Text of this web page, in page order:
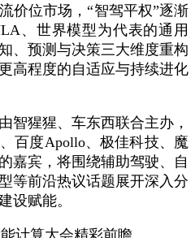
价位市场，“智驾平权”逐渐
、世界模型为代表的通用
、预测与决策三大维度重构
高程度的自适应与持续进化
智猩猩、车东西联合主办，
百度Apollo、极佳科技、魔
嘉宾，将围绕辅助驾驶、自
等前沿热议话题展开深入分
设赋能。